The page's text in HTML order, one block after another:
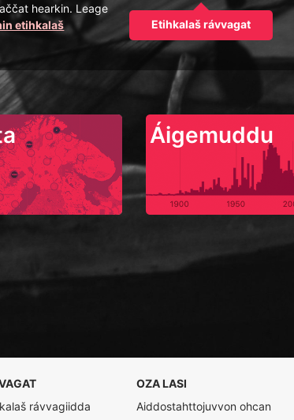
hearkin. Leage
etihkalaš
Etihkalaš rávvagat
Áigemuddu
rávvagiidda
OZA LASI
Aiddostahttojuvvon ohcan